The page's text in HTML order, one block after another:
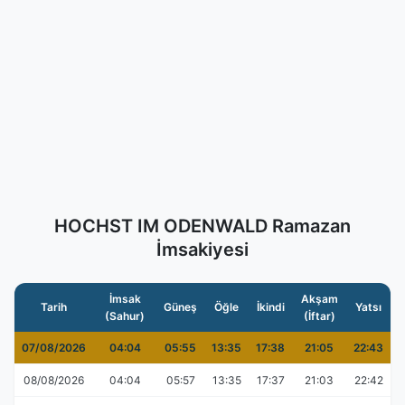
HOCHST IM ODENWALD Ramazan
İmsakiyesi
Tarih
İmsak
(Sahur)
Güneş Öğle İkindi
Akşam
(İftar)
Yatsı
07/08/2026 04:04 05:55 13:35 17:38 21:05 22:43
08/08/2026 04:04 05:57 13:35 17:37 21:03 22:42